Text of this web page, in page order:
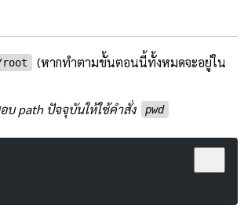
(หากทำตามขั้นตอนนี้ทั้งหมดจะอยู่ใน
บ path ปัจจุบันให้ใช้คำสั่ง
pwd